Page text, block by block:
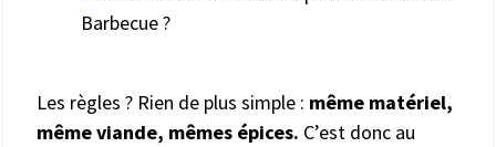
Les règles ? Rien de plus simple : même matériel,
même viande, mêmes épices. C’est donc au